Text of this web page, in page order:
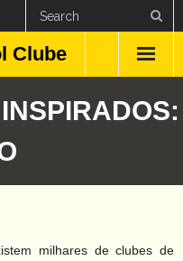
Clube
milhares de clubes de